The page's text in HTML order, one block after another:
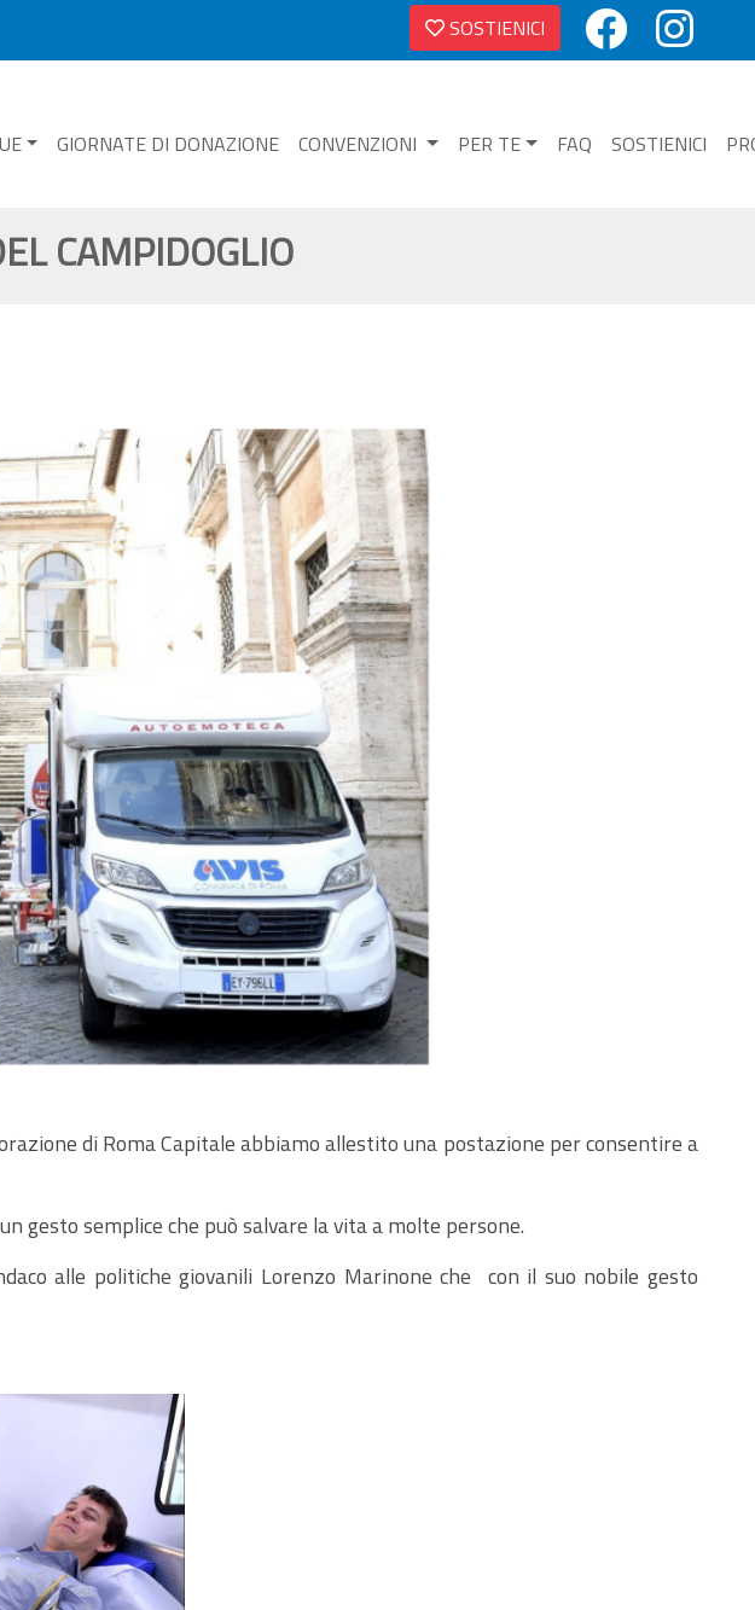
SOSTIENICI
GIORNATE DI DONAZIONE CONVENZIONI PER TE FAQ SOSTIENICI
CAMPIDOGLIO
di Roma Capitale abbiamo allestito una postazione per consentire a
gesto semplice che può salvare la vita a molte persone.
alle politiche giovanili Lorenzo Marinone che con il suo nobile gesto